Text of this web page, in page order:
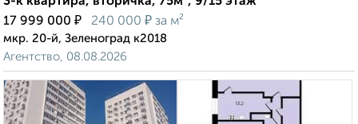
17 999 000 ₽ 240 000 ₽ за м²
мкр. 20-й, Зеленоград к2018
Агентство, 08.08.2026